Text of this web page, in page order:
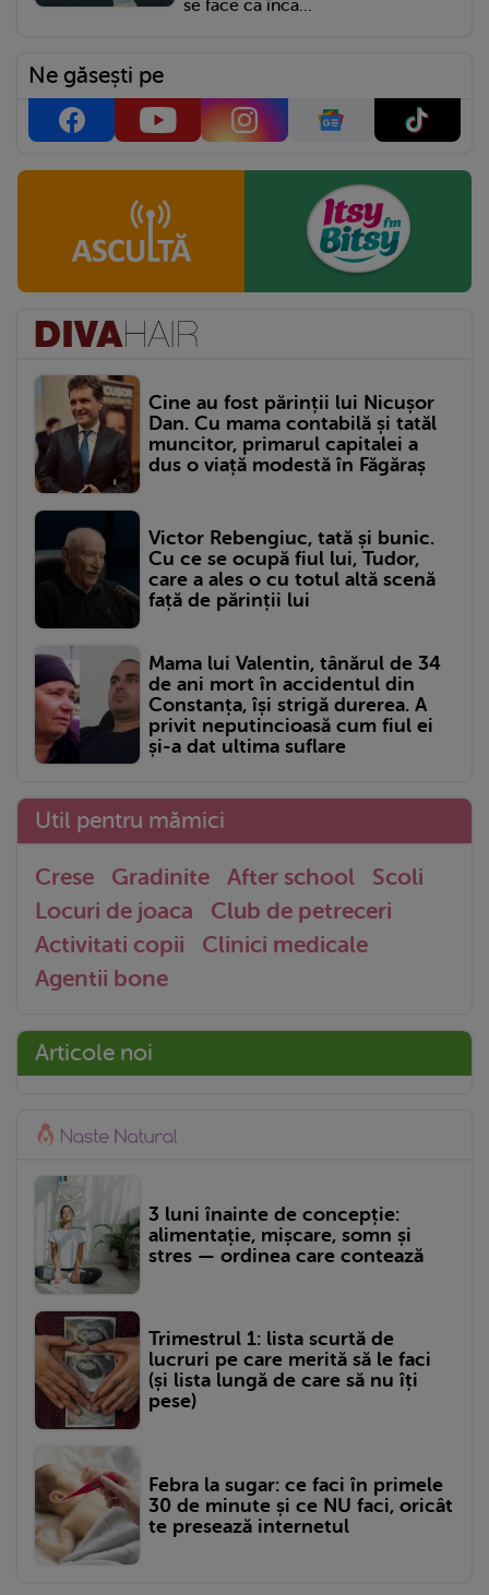
se face că încă...
Ne găsești pe
Cine au fost părinții lui Nicușor
Dan. Cu mama contabilă și tatăl
muncitor, primarul capitalei a
dus o viață modestă în Făgăraș
Victor Rebengiuc, tată și bunic.
Cu ce se ocupă fiul lui, Tudor,
care a ales o cu totul altă scenă
față de părinții lui
Mama lui Valentin, tânărul de 34
de ani mort în accidentul din
Constanța, își strigă durerea. A
privit neputincioasă cum fiul ei
și-a dat ultima suflare
Util pentru mămici
Crese Gradinite After school
Scoli
Locuri de joaca
Club de petreceri
Activitati copii
Clinici medicale
Agentii bone
Articole noi
3 luni înainte de concepție:
alimentație, mișcare, somn și
stres — ordinea care contează
Trimestrul 1: lista scurtă de
lucruri pe care merită să le faci
(și lista lungă de care să nu îți
pese)
Febra la sugar: ce faci în primele
30 de minute și ce NU faci, oricât
te presează internetul